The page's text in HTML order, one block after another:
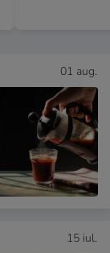
01 aug.
15 iul.